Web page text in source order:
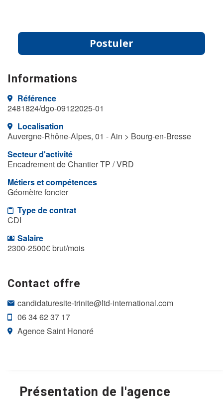
Postuler
Informations
Référence
2481824/dgo-09122025-01
Localisation
Auvergne-Rhône-Alpes, 01 - Ain > Bourg-en-Bresse
Secteur d'activité
Encadrement de Chantier TP / VRD
Métiers et compétences
Géomètre foncier
Type de contrat
CDI
Salaire
2300-2500€ brut/mois
Contact offre
candidaturesite-trinite@ltd-international.com
06 34 62 37 17
Agence Saint Honoré
Présentation de l'agence